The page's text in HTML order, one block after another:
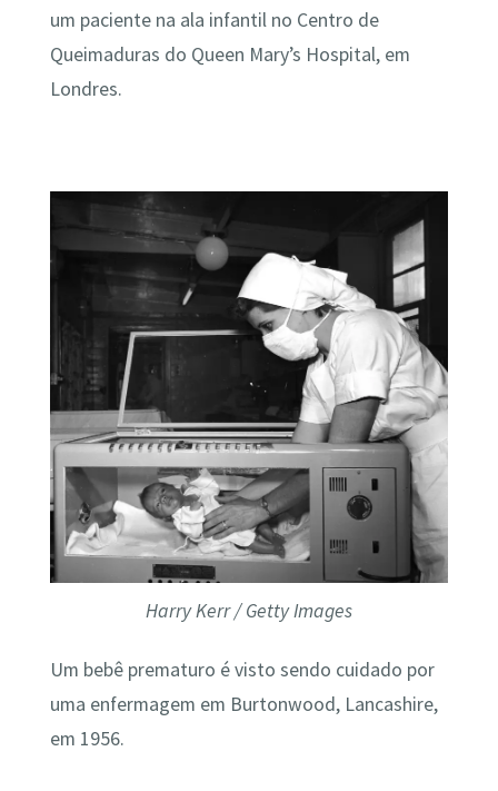
um paciente na ala infantil no Centro de
Queimaduras do Queen Mary’s Hospital, em
Londres.
Harry Kerr / Getty Images
Um bebê prematuro é visto sendo cuidado por
uma enfermagem em Burtonwood, Lancashire,
em 1956.